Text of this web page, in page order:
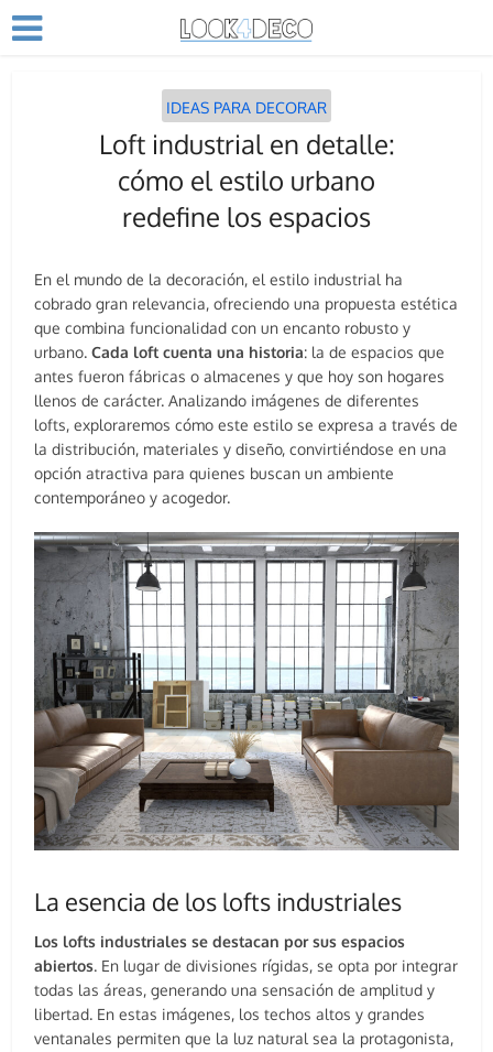
IDEAS PARA DECORAR
Loft industrial en detalle:
cómo el estilo urbano
redefine los espacios
En el mundo de la decoración, el estilo industrial ha
cobrado gran relevancia, ofreciendo una propuesta estética
que combina funcionalidad con un encanto robusto y
urbano.Cada loft cuenta una historia: la de espacios que
antes fueron fábricas o almacenes y que hoy son hogares
llenos de carácter. Analizando imágenes de diferentes
lofts, exploraremos cómo este estilo se expresa a través de
la distribución, materiales y diseño, convirtiéndose en una
opción atractiva para quienes buscan un ambiente
contemporáneo y acogedor.
La esencia de los lofts industriales
Los lofts industriales se destacan por sus espacios
abiertos. En lugar de divisiones rígidas, se opta por integrar
todas las áreas, generando una sensación de amplitud y
libertad. En estas imágenes, los techos altos y grandes
ventanales permiten que la luz natural sea la protagonista,